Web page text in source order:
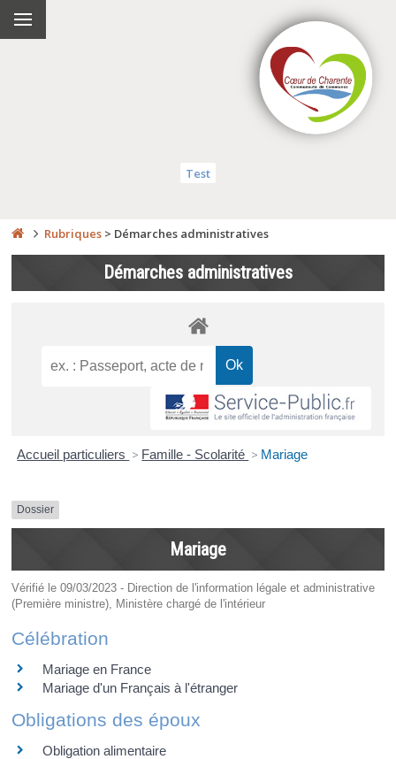
Test
Rubriques > Démarches administratives
Démarches administratives
Accueil particuliers > Famille - Scolarité > Mariage
Dossier
Mariage
Vérifié le 09/03/2023 - Direction de l'information légale et administrative
(Première ministre), Ministère chargé de l'intérieur
Célébration
Mariage en France
Mariage d'un Français à l'étranger
Obligations des époux
Obligation alimentaire